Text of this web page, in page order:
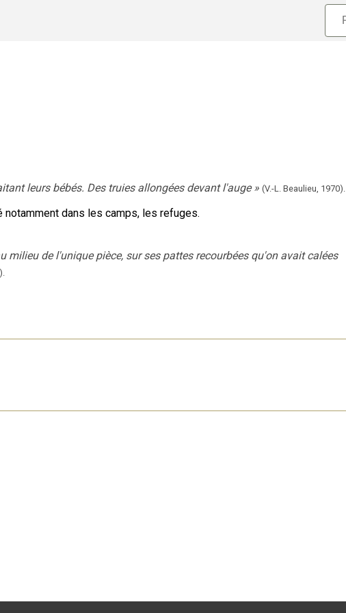
leurs bébés. Des truies allongées devant l'auge » (V.-L. Beaulieu, 1970).
dans les camps, les refuges.
milieu de l'unique pièce, sur ses pattes recourbées qu'on avait calées